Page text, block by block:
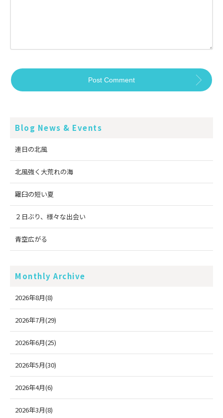
Blog News & Events
連日の北風
北風強く大荒れの海
羅臼の短い夏
２日ぶり、様々な出会い
青空広がる
Monthly Archive
2026年8月(8)
2026年7月(29)
2026年6月(25)
2026年5月(30)
2026年4月(6)
2026年3月(8)